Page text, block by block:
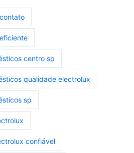
centro sp
qualidade electrolux
sp
confiável